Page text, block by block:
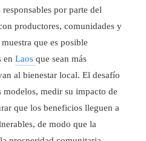
por parte del
productores, comunidades y
que es posible
en Laos que sean más
al bienestar local. El desafío
modelos, medir su impacto de
que los beneficios lleguen a
de modo que la